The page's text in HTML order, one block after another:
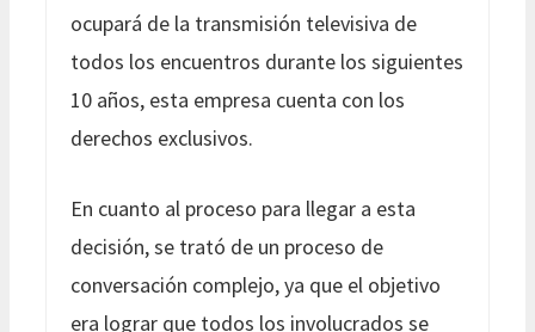
ocupará de la transmisión televisiva de
todos los encuentros durante los siguientes
10 años, esta empresa cuenta con los
derechos exclusivos.
En cuanto al proceso para llegar a esta
decisión, se trató de un proceso de
conversación complejo, ya que el objetivo
era lograr que todos los involucrados se